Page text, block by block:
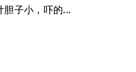
胆子小，吓的...